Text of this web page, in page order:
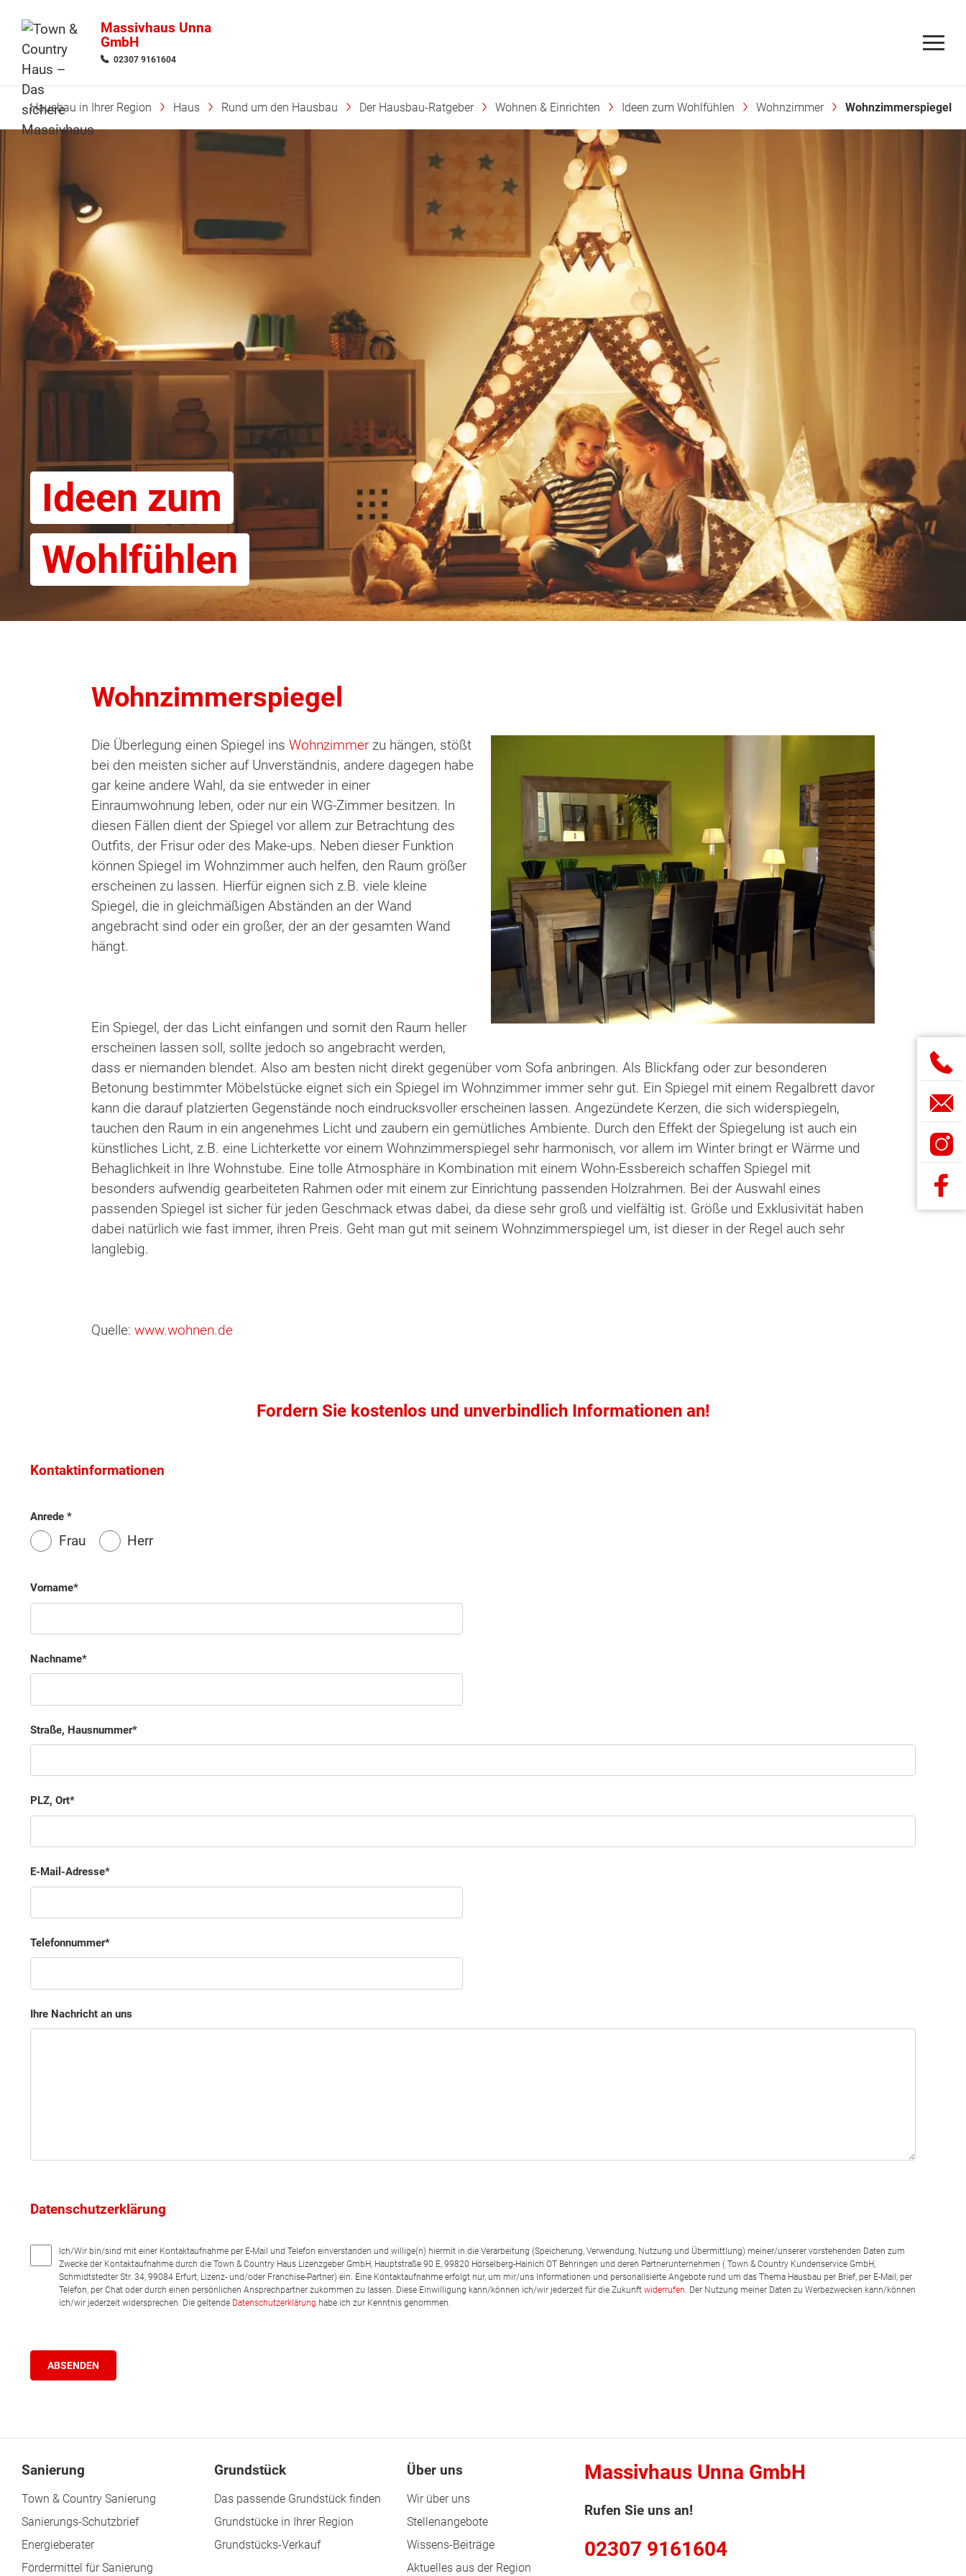
Massivhaus Unna
GmbH
02307 9161604
Hausbau in Ihrer Region Haus Rund um den Hausbau Der Hausbau-Ratgeber Wohnen & Einrichten Ideen zum Wohlfühlen Wohnzimmer Wohnzimmerspiegel
Ideen zum
Wohlfühlen
Wohnzimmerspiegel
Die Überlegung einen Spiegel ins Wohnzimmer zu hängen, stößt
bei den meisten sicher auf Unverständnis, andere dagegen habe
gar keine andere Wahl, da sie entweder in einer
Einraumwohnung leben, oder nur ein WG-Zimmer besitzen. In
diesen Fällen dient der Spiegel vor allem zur Betrachtung des
Outfits, der Frisur oder des Make-ups. Neben dieser Funktion
können Spiegel im Wohnzimmer auch helfen, den Raum größer
erscheinen zu lassen. Hierfür eignen sich z.B. viele kleine
Spiegel, die in gleichmäßigen Abständen an der Wand
angebracht sind oder ein großer, der an der gesamten Wand
hängt.
Ein Spiegel, der das Licht einfangen und somit den Raum heller
erscheinen lassen soll, sollte jedoch so angebracht werden,
dass er niemanden blendet. Also am besten nicht direkt gegenüber vom Sofa anbringen. Als Blickfang oder zur besonderen
Betonung bestimmter Möbelstücke eignet sich ein Spiegel im Wohnzimmer immer sehr gut. Ein Spiegel mit einem Regalbrett davor
kann die darauf platzierten Gegenstände noch eindrucksvoller erscheinen lassen. Angezündete Kerzen, die sich widerspiegeln,
tauchen den Raum in ein angenehmes Licht und zaubern ein gemütliches Ambiente. Durch den Effekt der Spiegelung ist auch ein
künstliches Licht, z.B. eine Lichterkette vor einem Wohnzimmerspiegel sehr harmonisch, vor allem im Winter bringt er Wärme und
Behaglichkeit in Ihre Wohnstube. Eine tolle Atmosphäre in Kombination mit einem Wohn-Essbereich schaffen Spiegel mit
besonders aufwendig gearbeiteten Rahmen oder mit einem zur Einrichtung passenden Holzrahmen. Bei der Auswahl eines
passenden Spiegel ist sicher für jeden Geschmack etwas dabei, da diese sehr groß und vielfältig ist. Größe und Exklusivität haben
dabei natürlich wie fast immer, ihren Preis. Geht man gut mit seinem Wohnzimmerspiegel um, ist dieser in der Regel auch sehr
langlebig.
Quelle: www.wohnen.de
Fordern Sie kostenlos und unverbindlich Informationen an!
Kontaktinformationen
Anrede
Frau Herr
Vorname
Nachname
Straße, Hausnummer
PLZ, Ort
E-Mail-Adresse
Telefonnummer
Ihre Nachricht an uns
Datenschutzerklärung
Ich/Wir bin/sind mit einer Kontaktaufnahme per E-Mail und Telefon einverstanden und willige(n) hiermit in die Verarbeitung (Speicherung, Verwendung, Nutzung und Übermittlung) meiner/unserer vorstehenden Daten zum
Zwecke der Kontaktaufnahme durch die Town & Country Haus Lizenzgeber GmbH, Hauptstraße 90 E, 99820 Hörselberg-Hainich OT Behringen und deren Partnerunternehmen ( Town & Country Kundenservice GmbH,
Schmidtstedter Str. 34, 99084 Erfurt, Lizenz- und/oder Franchise-Partner) ein. Eine Kontaktaufnahme erfolgt nur, um mir/uns Informationen und personalisierte Angebote rund um das Thema Hausbau per Brief, per E-Mail, per
Telefon, per Chat oder durch einen persönlichen Ansprechpartner zukommen zu lassen. Diese Einwilligung kann/können ich/wir jederzeit für die Zukunft widerrufen. Der Nutzung meiner Daten zu Werbezwecken kann/können
ich/wir jederzeit widersprechen. Die geltende Datenschutzerklärung habe ich zur Kenntnis genommen.
Sanierung
Town & Country Sanierung
Sanierungs-Schutzbrief
Energieberater
Fördermittel für Sanierung
Grundstück
Das passende Grundstück finden
Grundstücke in Ihrer Region
Grundstücks-Verkauf
Über uns
Wir über uns
Stellenangebote
Wissens-Beiträge
Aktuelles aus der Region
Massivhaus Unna GmbH
Rufen Sie uns an!
02307 9161604